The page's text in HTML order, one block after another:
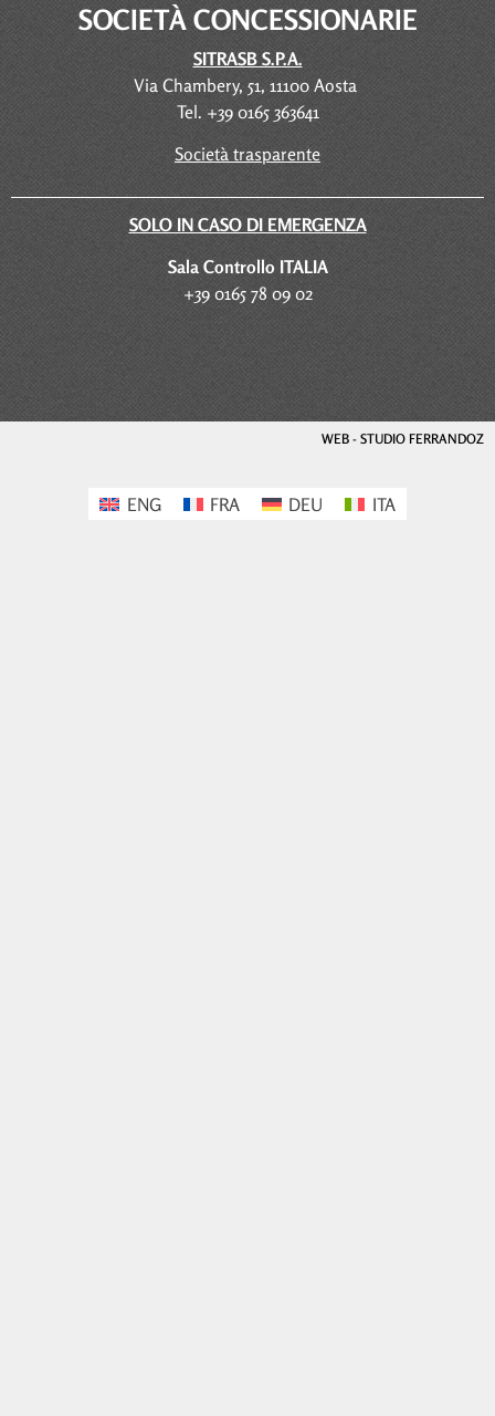
SOCIETÀ CONCESSIONARIE
SITRASB S.P.A.
Via Chambery, 51, 11100 Aosta
Tel. +39 0165 363641
Società trasparente
SOLO IN CASO DI EMERGENZA
Sala Controllo ITALIA
+39 0165 78 09 02
WEB - STUDIO FERRANDOZ
ENG FRA DEU ITA